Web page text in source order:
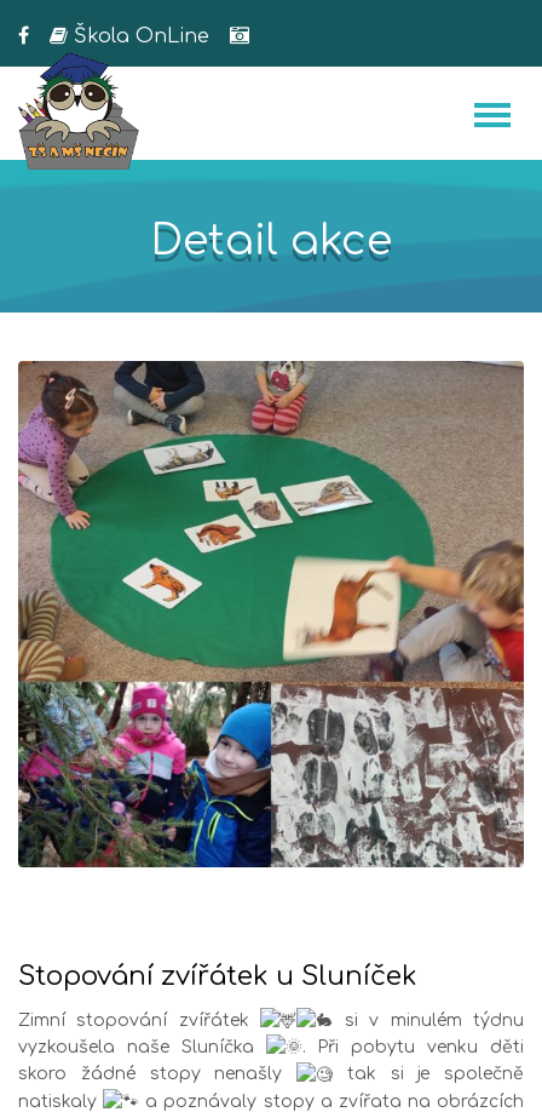
Škola OnLine
Detail akce
Stopování zvířátek u Sluníček
Zimní stopování zvířátek
si v minulém týdnu
vyzkoušela naše Sluníčka
. Při pobytu venku děti
skoro žádné stopy nenašly
tak si je společně
natiskaly
a poznávaly stopy a zvířata na obrázcích